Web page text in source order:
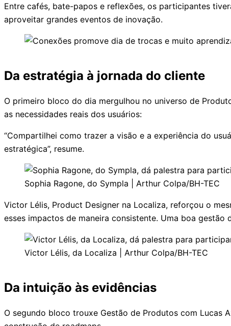
Entre cafés, bate-papos e reflexões, os participantes
aproveitar grandes eventos de inovação.
Da estratégia à jornada do cliente
O primeiro bloco do dia mergulhou no universo de
as necessidades reais dos usuários:
“Compartilhei como trazer a visão e a experiência do
estratégica”, resume.
Sophia Ragone, do Sympla | Arthur Colpa/BH-TEC
Victor Lélis, Product Designer na Localiza, reforçou o
esses impactos de maneira consistente. Uma boa
Victor Lélis, da Localiza | Arthur Colpa/BH-TEC
Da intuição às evidências
O segundo bloco trouxe Gestão de Produtos com Lucas